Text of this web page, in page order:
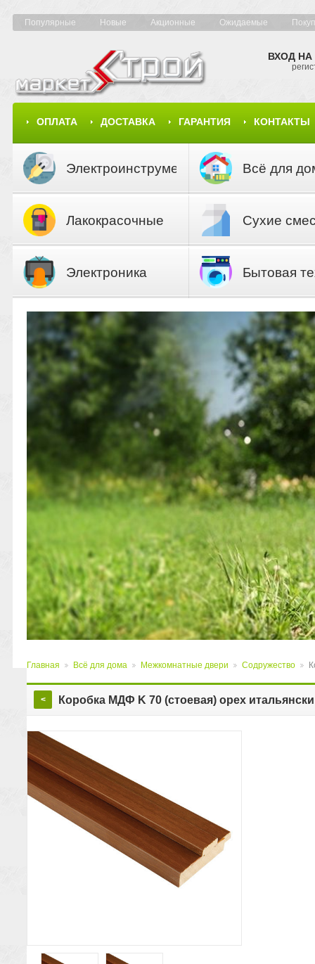
Популярные Новые Акционные Ожидаемые
ОПЛАТА ДОСТАВКА ГАРАНТИЯ КОНТАКТЫ
КАРТА САЙТА
ВХОД НА
Электроинструмент Всё для
Лакокрасочные
Сухие
Электроника Бытовая
Главная Всё для дома Межкомнатные двери Содружество
< Коробка МДФ K 70 (стоевая) орех